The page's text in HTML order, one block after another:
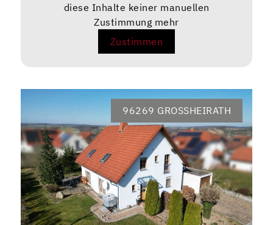
96269 GROSSHEIRATH
diese Inhalte keiner manuellen
Zustimmung mehr
Zustimmen